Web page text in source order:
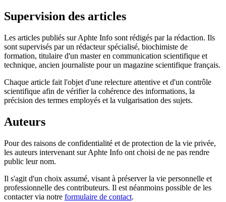
Supervision des articles
Les articles publiés sur Aphte Info sont rédigés par la rédaction. Ils
sont supervisés par un rédacteur spécialisé, biochimiste de
formation, titulaire d'un master en communication scientifique et
technique, ancien journaliste pour un magazine scientifique français.
Chaque article fait l'objet d'une relecture attentive et d'un contrôle
scientifique afin de vérifier la cohérence des informations, la
précision des termes employés et la vulgarisation des sujets.
Auteurs
Pour des raisons de confidentialité et de protection de la vie privée,
les auteurs intervenant sur Aphte Info ont choisi de ne pas rendre
public leur nom.
Il s'agit d'un choix assumé, visant à préserver la vie personnelle et
professionnelle des contributeurs. Il est néanmoins possible de les
contacter via notre formulaire de contact.